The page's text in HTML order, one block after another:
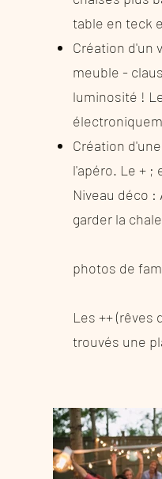
table en teck
Création d'un
meuble -
luminosité !
Création
l'apéro. Le +
Niveau déco
garder la
Ajout des
photos de
Les ++
trouvés une